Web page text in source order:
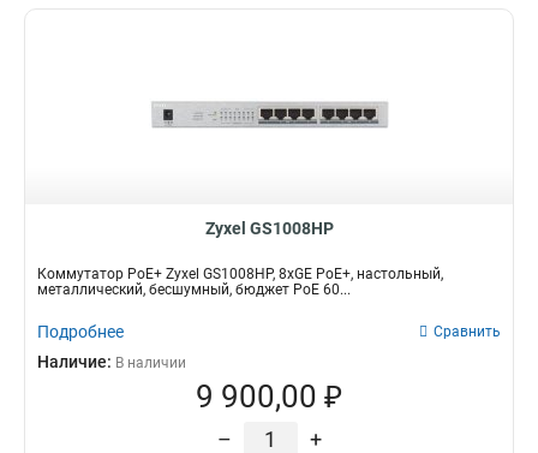
Zyxel GS1008HP
Коммутатор PoE+ Zyxel GS1008HP, 8xGE PoE+, настольный,
металлический, бесшумный, бюджет PoE 60...
Подробнее Сравнить
Наличие: В наличии
9 900,00 ₽
– +